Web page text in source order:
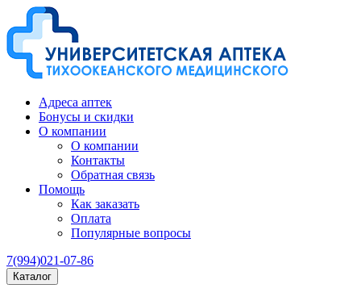
Адреса аптек
Бонусы и скидки
О компании
О компании
Контакты
Обратная связь
Помощь
Как заказать
Оплата
Популярные вопросы
7(994)021-07-86
Каталог